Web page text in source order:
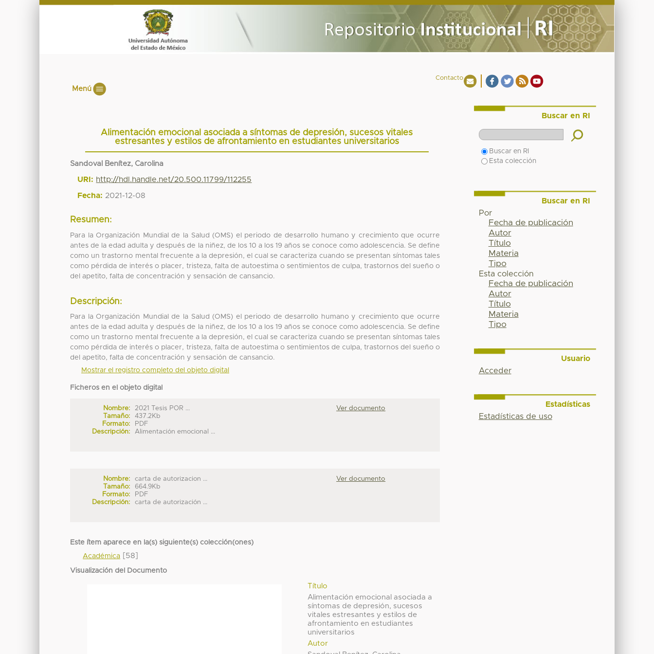
Contacto
Menú
Alimentación emocional asociada a síntomas de depresión, sucesos vitales
estresantes y estilos de afrontamiento en estudiantes universitarios
Sandoval Benítez, Carolina
URI: http://hdl.handle.net/20.500.11799/112255
Fecha: 2021-12-08
Resumen:
Para la Organización Mundial de la Salud (OMS) el periodo de desarrollo humano y crecimiento que ocurre
antes de la edad adulta y después de la niñez, de los 10 a los 19 años se conoce como adolescencia. Se define
como un trastorno mental frecuente a la depresión, el cual se caracteriza cuando se presentan síntomas tales
como pérdida de interés o placer, tristeza, falta de autoestima o sentimientos de culpa, trastornos del sueño o
del apetito, falta de concentración y sensación de cansancio.
Descripción:
Para la Organización Mundial de la Salud (OMS) el periodo de desarrollo humano y crecimiento que ocurre
antes de la edad adulta y después de la niñez, de los 10 a los 19 años se conoce como adolescencia. Se define
como un trastorno mental frecuente a la depresión, el cual se caracteriza cuando se presentan síntomas tales
como pérdida de interés o placer, tristeza, falta de autoestima o sentimientos de culpa, trastornos del sueño o
del apetito, falta de concentración y sensación de cansancio.
Mostrar el registro completo del objeto digital
Ficheros en el objeto digital
Nombre:
2021 Tesis POR ...
Tamaño:
437.2Kb
Formato:
PDF
Descripción:
Alimentación emocional ...
Ver documento
Nombre:
carta de autorizacion ...
Tamaño:
664.9Kb
Formato:
PDF
Descripción:
carta de autorización ...
Ver documento
Este ítem aparece en la(s) siguiente(s) colección(ones)
Académica [58]
Visualización del Documento
Título
Alimentación emocional asociada a
síntomas de depresión, sucesos
vitales estresantes y estilos de
afrontamiento en estudiantes
universitarios
Autor
Buscar en RI
Buscar en RI
Esta colección
Buscar en RI
Por
Fecha de publicación
Autor
Título
Materia
Tipo
Esta colección
Fecha de publicación
Autor
Título
Materia
Tipo
Usuario
Acceder
Estadísticas
Estadísticas de uso